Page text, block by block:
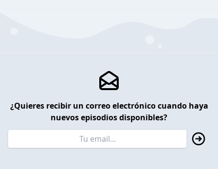
¿Quieres recibir un correo electrónico cuando haya
nuevos episodios disponibles?